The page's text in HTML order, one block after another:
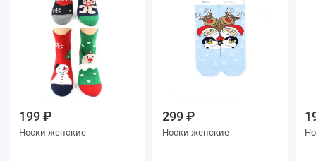
199 ₽
Носки женские
299 ₽
Носки женские